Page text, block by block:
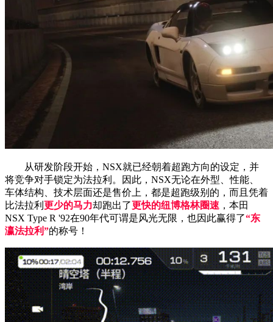
从研发阶段开始，NSX就已经朝着超跑方向的设定，并
将竞争对手锁定为法拉利。因此，NSX无论在外型、性能、
车体结构、技术层面还是售价上，都是超跑级别的，而且凭着
比法拉利 更少的马力却跑出了更快的纽博格林圈速 ，本田
NSX Type R '92在90年代可谓是风光无限，也因此赢得了“东
瀛法拉利”的称号！